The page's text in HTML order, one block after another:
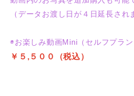
（データお渡し日が４日延長され
◉お楽しみ動画Mini（セルフプラン
￥５,５００
（税込）